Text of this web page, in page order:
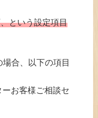
という設定項目
合、以下の項目
お客様ご相談セ